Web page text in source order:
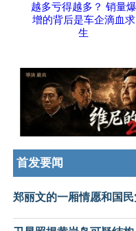
越多亏得越多？ 销量爆
增的背后是车企滴血求
生
首发要闻
郑丽文的一厢情愿和国